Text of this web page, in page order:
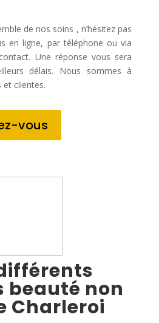
de nos soins , n’hésitez pas
en ligne, par téléphone ou via
Une réponse vous sera
délais. Nous sommes à
et clientes.
vous
beauté non
Charleroi